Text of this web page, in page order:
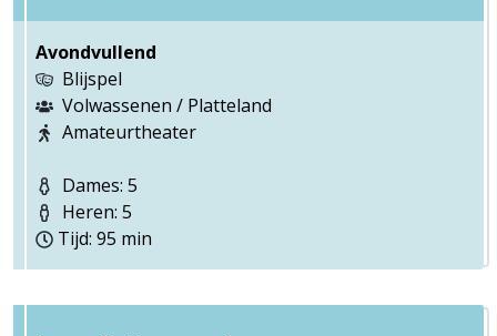
Avondvullend
Blijspel
Volwassenen / Platteland
Amateurtheater
Dames: 5
Heren: 5
Tijd: 95 min